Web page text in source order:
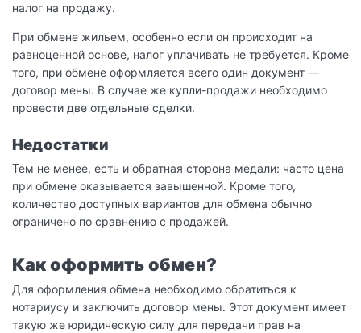
налог на продажу.
При обмене жильем, особенно если он происходит на
равноценной основе, налог уплачивать не требуется. Кроме
того, при обмене оформляется всего один документ —
договор мены. В случае же купли-продажи необходимо
провести две отдельные сделки.
Недостатки
Тем не менее, есть и обратная сторона медали: часто цена
при обмене оказывается завышенной. Кроме того,
количество доступных вариантов для обмена обычно
ограничено по сравнению с продажей.
Как оформить обмен?
Для оформления обмена необходимо обратиться к
нотариусу и заключить договор мены. Этот документ имеет
такую же юридическую силу для передачи прав на